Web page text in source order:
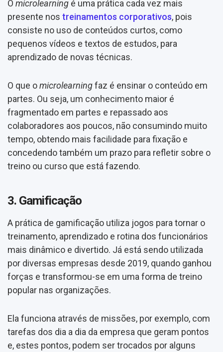
O microlearning é uma prática cada vez mais
presente nos treinamentos corporativos, pois
consiste no uso de conteúdos curtos, como
pequenos vídeos e textos de estudos, para
aprendizado de novas técnicas.
O que omicrolearningfaz é ensinar o conteúdo em
partes. Ou seja, um conhecimento maior é
fragmentado em partes e repassado aos
colaboradores aos poucos, não consumindo muito
tempo, obtendo mais facilidade para fixação e
concedendo também um prazo para refletir sobre o
treino ou curso que está fazendo.
3. Gamificação
A prática de gamificação utiliza jogos para tornar o
treinamento, aprendizado e rotina dos funcionários
mais dinâmico e divertido. Já está sendo utilizada
por diversas empresas desde 2019, quando ganhou
forças e transformou-se em uma forma de treino
popular nas organizações.
Ela funciona através de missões, por exemplo, com
tarefas dos dia a dia da empresa que geram pontos
e, estes pontos, podem ser trocados por alguns